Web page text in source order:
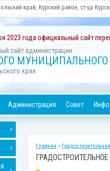
край, Курский район, ст-ца
2023 года официальный сайт
сайт администрации
МУНИЦИПАЛЬНОГО
края
Администрация Совет
Главная »